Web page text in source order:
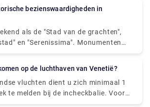
de lokale bevolking doet - geniet
historische centrum van Venetië
nachtclubs, maar eerder een
's avonds
een paar drankjes en luisteren
als de "Stad van de grachten",
en "Serenissima". Monumenten
zelf is een monument, een
het hart van Venetië, of meer
van het toeristische centrum, u
kerken, plaatsen vinden om
op de luchthaven van Venetië?
vluchten dient u zich minimaal 1
te melden bij de incheckbalie. Voor
dient u zich minimaal 2